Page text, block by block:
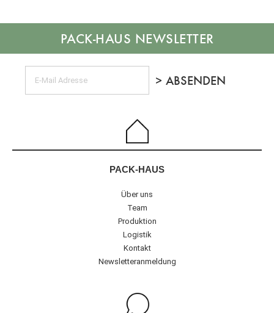
NEWSLETTER
PACK-HAUS
Über uns
Team
Produktion
Logistik
Kontakt
Newsletteranmeldung